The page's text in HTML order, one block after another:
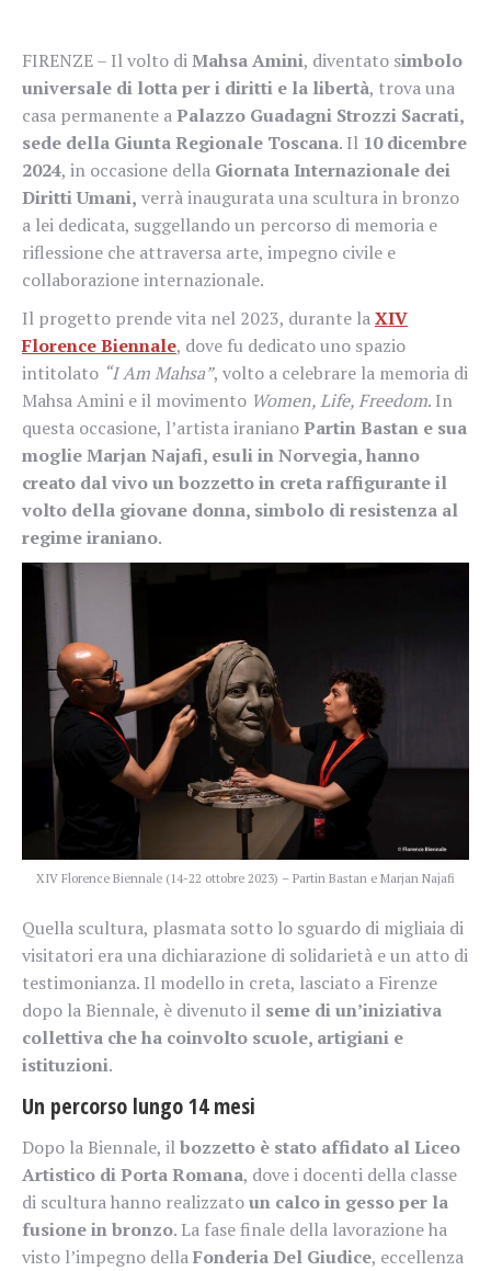
FIRENZE – Il volto diMahsa Amini, diventato simbolo
universale di lotta per i diritti e la libertà, trova una
casa permanente aPalazzo Guadagni Strozzi Sacrati,
sede della Giunta Regionale Toscana. Il 10 dicembre
2024, in occasione della Giornata Internazionale dei
Diritti Umani, verrà inaugurata una scultura in bronzo
a lei dedicata, suggellando un percorso di memoria e
riflessione che attraversa arte, impegno civile e
collaborazione internazionale.
Il progetto prende vita nel 2023, durante laXIV
Florence Biennale, dove fu dedicato uno spazio
intitolato “I Am Mahsa”, volto a celebrare la memoria di
Mahsa Amini e il movimento Women, Life, Freedom. In
questa occasione, l’artista iranianoPartin Bastan e sua
moglie Marjan Najafi, esuli in Norvegia, hanno
creato dal vivo un bozzetto in creta raffigurante il
volto della giovane donna, simbolo di resistenza al
regime iraniano.
XIV Florence Biennale (14-22 ottobre 2023) – Partin Bastan e Marjan Najafi
Quella scultura, plasmata sotto lo sguardo di migliaia di
visitatori era una dichiarazione di solidarietà e un atto di
testimonianza. Il modello in creta, lasciato a Firenze
dopo la Biennale, è divenuto il seme di un’iniziativa
collettiva che ha coinvolto scuole, artigiani e
istituzioni.
Un percorso lungo 14 mesi
Dopo la Biennale, ilbozzetto è stato affidato al Liceo
Artistico di Porta Romana, dove i docenti della classe
di scultura hanno realizzatoun calco in gesso per la
fusione in bronzo. La fase finale della lavorazione ha
visto l’impegno dellaFonderia Del Giudice, eccellenza